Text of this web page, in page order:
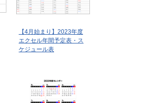
【4月始まり】2023年度
エクセル年間予定表・ス
ケジュール表